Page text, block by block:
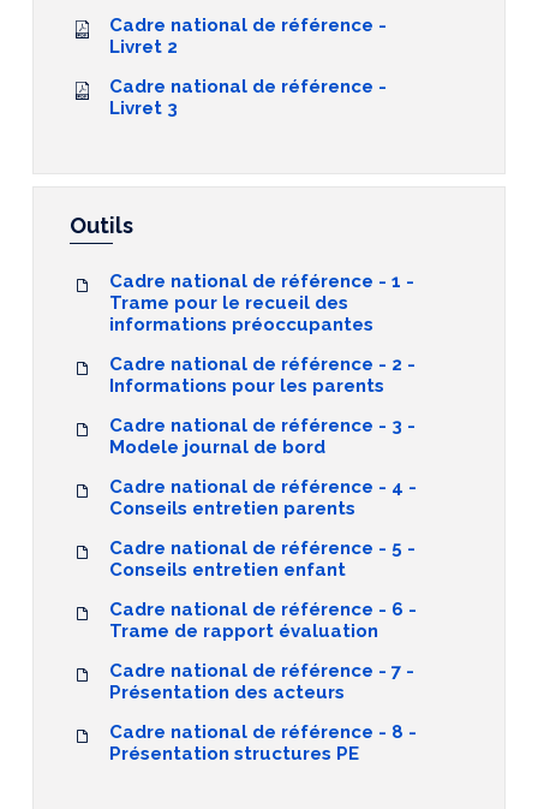
Cadre national de référence -
Livret 2
Cadre national de référence -
Livret 3
Outils
Cadre national de référence - 1 -
Trame pour le recueil des
informations préoccupantes
Cadre national de référence - 2 -
Informations pour les parents
Cadre national de référence - 3 -
Modele journal de bord
Cadre national de référence - 4 -
Conseils entretien parents
Cadre national de référence - 5 -
Conseils entretien enfant
Cadre national de référence - 6 -
Trame de rapport évaluation
Cadre national de référence - 7 -
Présentation des acteurs
Cadre national de référence - 8 -
Présentation structures PE